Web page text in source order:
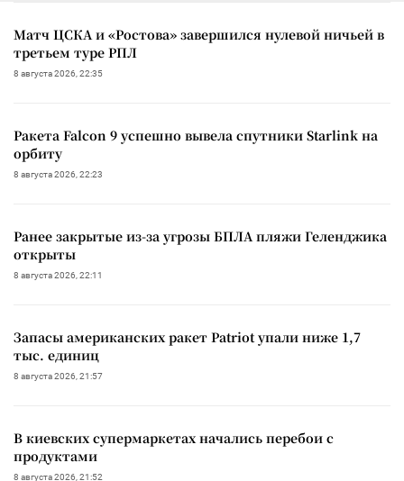
Матч ЦСКА и «Ростова» завершился нулевой ничьей в
третьем туре РПЛ
8 августа 2026, 22:35
Ракета Falcon 9 успешно вывела спутники Starlink на
орбиту
8 августа 2026, 22:23
Ранее закрытые из-за угрозы БПЛА пляжи Геленджика
открыты
8 августа 2026, 22:11
Запасы американских ракет Patriot упали ниже 1,7
тыс. единиц
8 августа 2026, 21:57
В киевских супермаркетах начались перебои с
продуктами
8 августа 2026, 21:52